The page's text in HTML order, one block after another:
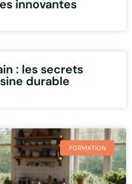
innovantes
: les secrets
durable
FORMATION